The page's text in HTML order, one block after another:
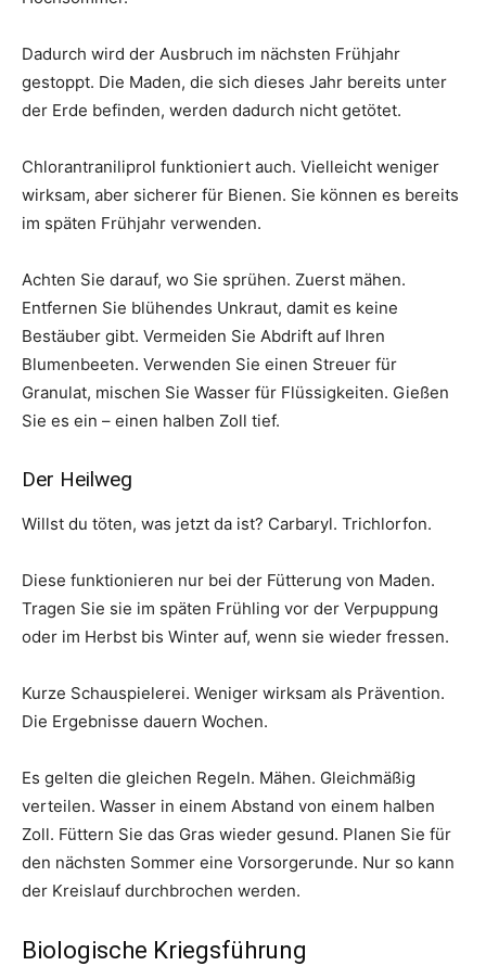
Dadurch wird der Ausbruch im nächsten Frühjahr
gestoppt. Die Maden, die sich dieses Jahr bereits unter
der Erde befinden, werden dadurch nicht getötet.
Chlorantraniliprol funktioniert auch. Vielleicht weniger
wirksam, aber sicherer für Bienen. Sie können es bereits
im späten Frühjahr verwenden.
Achten Sie darauf, wo Sie sprühen. Zuerst mähen.
Entfernen Sie blühendes Unkraut, damit es keine
Bestäuber gibt. Vermeiden Sie Abdrift auf Ihren
Blumenbeeten. Verwenden Sie einen Streuer für
Granulat, mischen Sie Wasser für Flüssigkeiten. Gießen
Sie es ein – einen halben Zoll tief.
Der Heilweg
Willst du töten, was jetzt da ist? Carbaryl. Trichlorfon.
Diese funktionieren nur bei der Fütterung von Maden.
Tragen Sie sie im späten Frühling vor der Verpuppung
oder im Herbst bis Winter auf, wenn sie wieder fressen.
Kurze Schauspielerei. Weniger wirksam als Prävention.
Die Ergebnisse dauern Wochen.
Es gelten die gleichen Regeln. Mähen. Gleichmäßig
verteilen. Wasser in einem Abstand von einem halben
Zoll. Füttern Sie das Gras wieder gesund. Planen Sie für
den nächsten Sommer eine Vorsorgerunde. Nur so kann
der Kreislauf durchbrochen werden.
Biologische Kriegsführung